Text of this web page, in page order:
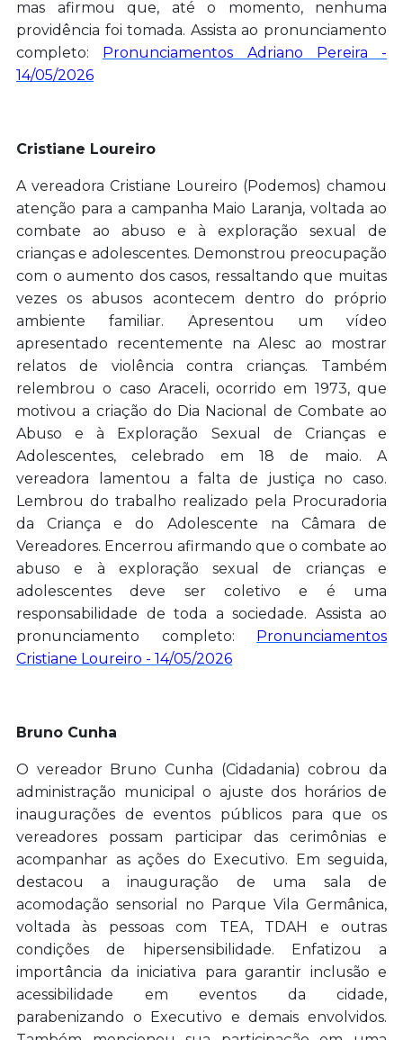
mas afirmou que, até o momento, nenhuma
providência foi tomada. Assista ao pronunciamento
completo:
Pronunciamentos Adriano Pereira -
14/05/2026
Cristiane Loureiro
A vereadora Cristiane Loureiro (Podemos) chamou
atenção para a campanha Maio Laranja, voltada ao
combate ao abuso e à exploração sexual de
crianças e adolescentes. Demonstrou preocupação
com o aumento dos casos, ressaltando que muitas
vezes os abusos acontecem dentro do próprio
ambiente familiar. Apresentou um vídeo
apresentado recentemente na Alesc ao mostrar
relatos de violência contra crianças. Também
relembrou o caso Araceli, ocorrido em 1973, que
motivou a criação do Dia Nacional de Combate ao
Abuso e à Exploração Sexual de Crianças e
Adolescentes, celebrado em 18 de maio. A
vereadora lamentou a falta de justiça no caso.
Lembrou do trabalho realizado pela Procuradoria
da Criança e do Adolescente na Câmara de
Vereadores. Encerrou afirmando que o combate ao
abuso e à exploração sexual de crianças e
adolescentes deve ser coletivo e é uma
responsabilidade de toda a sociedade. Assista ao
pronunciamento completo:
Pronunciamentos
Cristiane Loureiro - 14/05/2026
Bruno Cunha
O vereador Bruno Cunha (Cidadania) cobrou da
administração municipal o ajuste dos horários de
inaugurações de eventos públicos para que os
vereadores possam participar das cerimônias e
acompanhar as ações do Executivo. Em seguida,
destacou a inauguração de uma sala de
acomodação sensorial no Parque Vila Germânica,
voltada às pessoas com TEA, TDAH e outras
condições de hipersensibilidade. Enfatizou a
importância da iniciativa para garantir inclusão e
acessibilidade em eventos da cidade,
parabenizando o Executivo e demais envolvidos.